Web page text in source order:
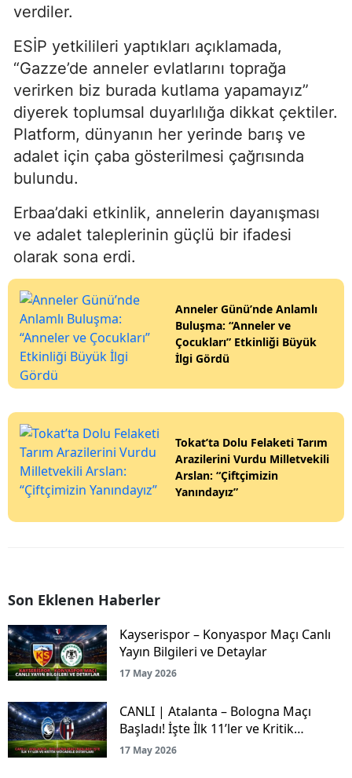
verdiler.
ESİP yetkilileri yaptıkları açıklamada,
“Gazze’de anneler evlatlarını toprağa
verirken biz burada kutlama yapamayız”
diyerek toplumsal duyarlılığa dikkat çektiler.
Platform, dünyanın her yerinde barış ve
adalet için çaba gösterilmesi çağrısında
bulundu.
Erbaa’daki etkinlik, annelerin dayanışması
ve adalet taleplerinin güçlü bir ifadesi
olarak sona erdi.
Anneler Günü’nde Anlamlı
Buluşma: “Anneler ve
Çocukları” Etkinliği Büyük
İlgi Gördü
Tokat’ta Dolu Felaketi Tarım
Arazilerini Vurdu Milletvekili
Arslan: “Çiftçimizin
Yanındayız”
Son Eklenen Haberler
Kayserispor – Konyaspor Maçı Canlı
Yayın Bilgileri ve Detaylar
17 May 2026
CANLI | Atalanta – Bologna Maçı
Başladı! İşte İlk 11’ler ve Kritik
Mücadele Detayları
17 May 2026